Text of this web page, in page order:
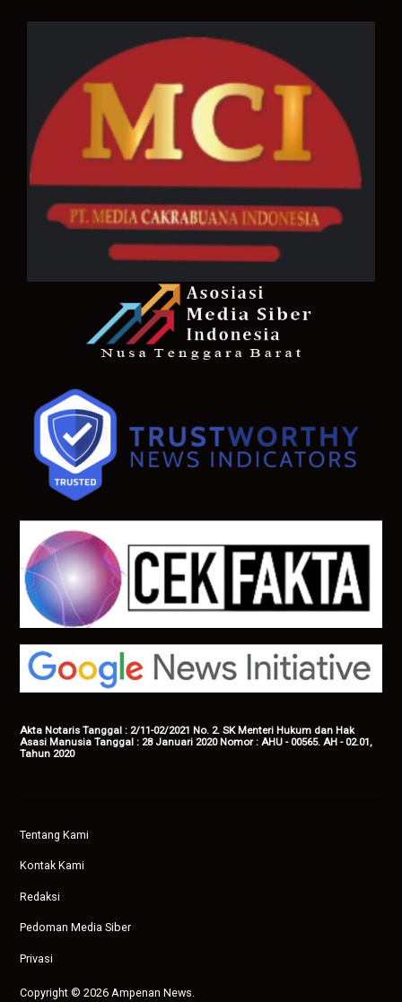
Akta Notaris Tanggal : 2/11-02/2021 No. 2. SK Menteri Hukum dan Hak
Asasi Manusia Tanggal : 28 Januari 2020 Nomor : AHU - 00565. AH - 02.01,
Tahun 2020
Tentang Kami
Kontak Kami
Redaksi
Pedoman Media Siber
Privasi
Copyright © 2026 Ampenan News.